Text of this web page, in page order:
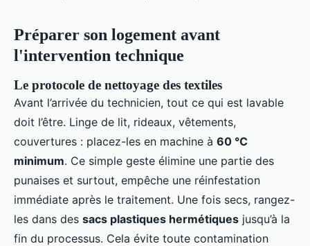
Préparer son logement avant
l'intervention technique
Le protocole de nettoyage des textiles
Avant l’arrivée du technicien, tout ce qui est lavable
doit l’être. Linge de lit, rideaux, vêtements,
couvertures : placez-les en machine à 60 °C
minimum. Ce simple geste élimine une partie des
punaises et surtout, empêche une réinfestation
immédiate après le traitement. Une fois secs, rangez-
les dans des sacs plastiques hermétiques jusqu’à la
fin du processus. Cela évite toute contamination